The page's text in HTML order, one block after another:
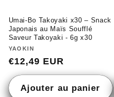
Umai-Bo Takoyaki x30 – Snack
Japonais au Maïs Soufflé
Saveur Takoyaki - 6g x30
Fournisseur :
YAOKIN
Prix
habituel
€12,49 EUR
Ajouter au panier